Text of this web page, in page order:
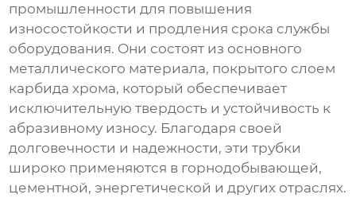
промышленности для повышения
износостойкости и продления срока службы
оборудования. Они состоят из основного
металлического материала, покрытого слоем
карбида хрома, который обеспечивает
исключительную твердость и устойчивость к
абразивному износу. Благодаря своей
долговечности и надежности, эти трубки
широко применяются в горнодобывающей,
цементной, энергетической и других отраслях.